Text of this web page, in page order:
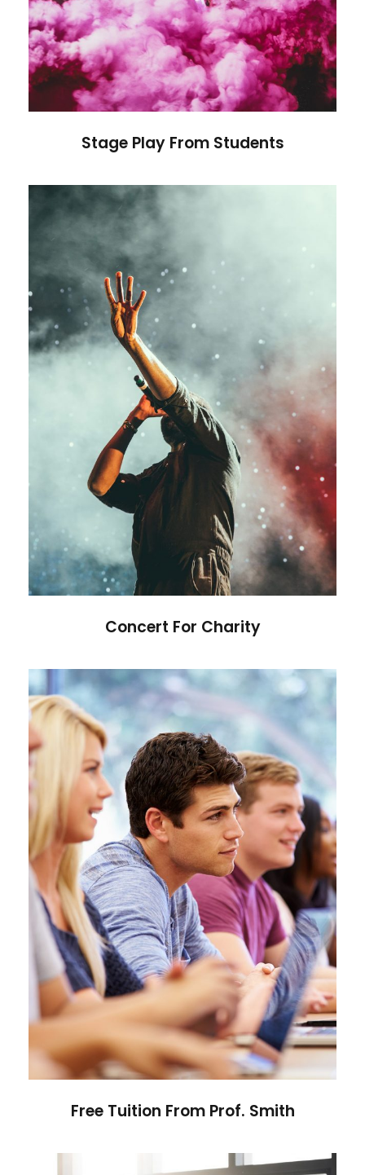
Stage Play From Students
Concert For Charity
Free Tuition From Prof. Smith